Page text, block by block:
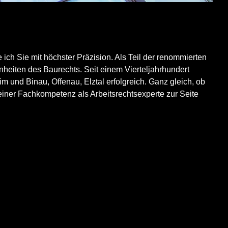
Sie mit höchster Präzision. Als Teil der renommierten
des Baurechts. Seit einem Vierteljahrhundert
und Binau, Offenau, Elztal erfolgreich. Ganz gleich, ob
Fachkompetenz als Arbeitsrechtsexperte zur Seite